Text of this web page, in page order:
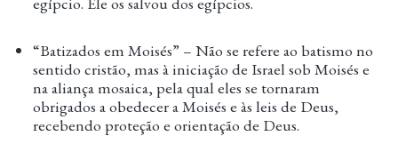
“Batizados em Moisés” – Não se refere ao batismo no
sentido cristão, mas à iniciação de Israel sob Moisés e
na aliança mosaica, pela qual eles se tornaram
obrigados a obedecer a Moisés e às leis de Deus,
recebendo proteção e orientação de Deus.